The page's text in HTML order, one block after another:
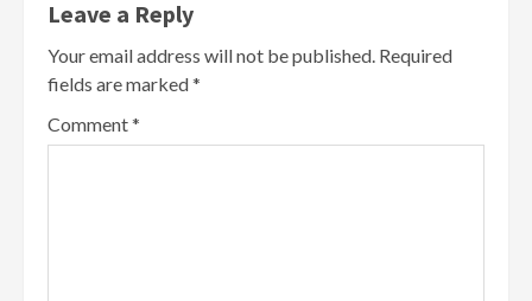
Leave a Reply
Your email address will not be published. Required
fields are marked*
Comment*